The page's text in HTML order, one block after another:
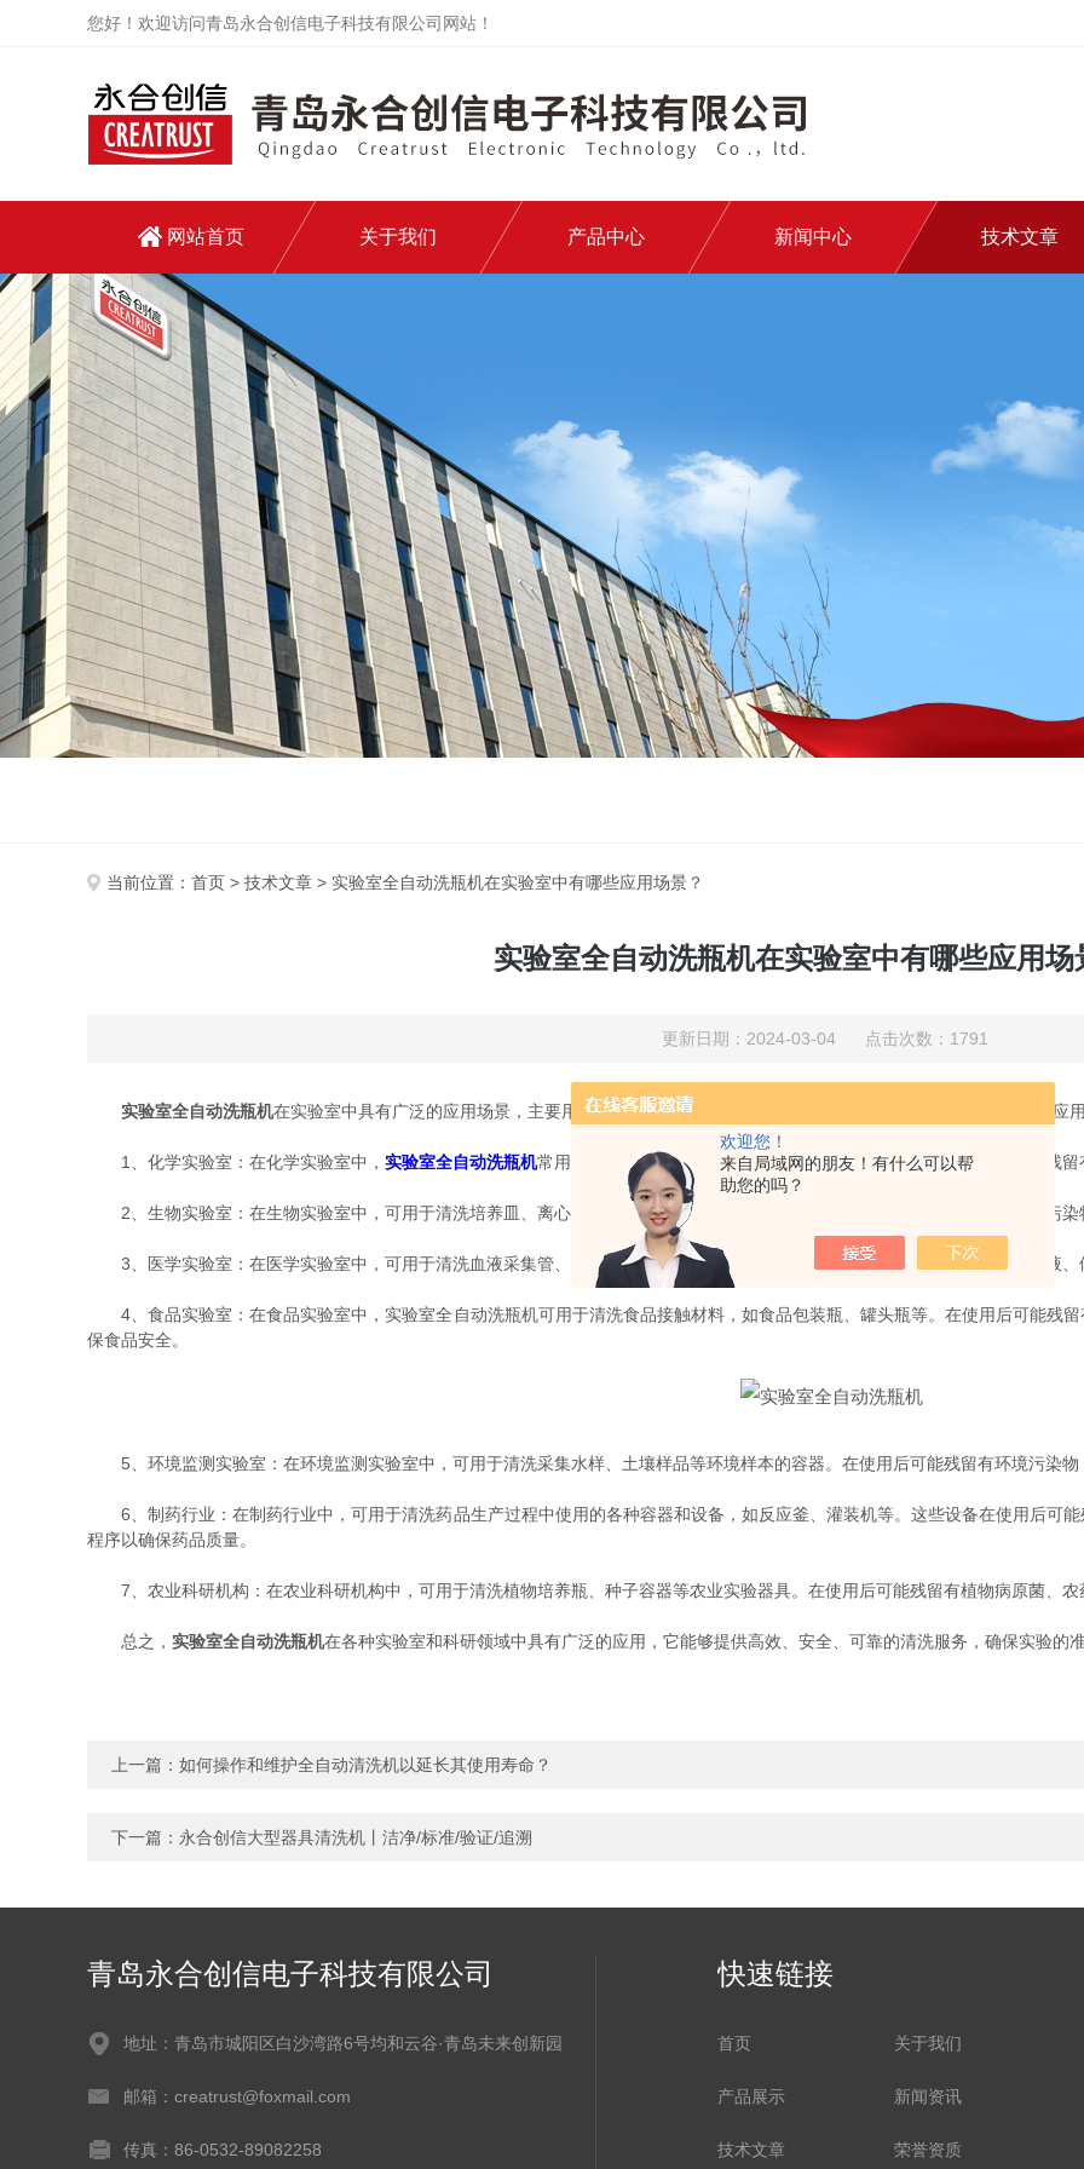
欢迎您！
来自局域网的朋友！有什么可以帮
助您的吗？
您好！欢迎访问青岛永合创信电子科技有限公司网站！
网站首页 关于我们 产品中心 新闻中心 技术文章
当前位置： 首页 > 技术文章 > 实验室全自动洗瓶机在实验室中有哪些应用场景？
实验室全自动洗瓶机在实验室中有哪些应用场
更新日期：2024-03-04 点击次数：1791
实验室全自动洗瓶机在实验室中具有广泛的应用场景，主要用于清洗实验室中使用的各种玻璃器皿和容器。以下是一些典型的应
1、化学实验室：在化学实验室中， 实验室全自动洗瓶机常用于清洗试管、烧杯、锥形瓶、容量瓶等玻璃器皿。在使用后通常残
2、生物实验室：在生物实验室中，可用于清洗培养皿、离心管、移液管等实验器具。在使用后可能残留有细菌、病毒等生物污染
3、医学实验室：在医学实验室中，可用于清洗血液采集管、血清分离管、尿液容器等医疗器具。在使用后可能残留病人的血液
4、食品实验室：在食品实验室中，实验室全自动洗瓶机可用于清洗食品接触材料，如食品包装瓶、罐头瓶等。在使用后可能残
保食品安全。
5、环境监测实验室：在环境监测实验室中，可用于清洗采集水样、土壤样品等环境样本的容器。在使用后可能残留有环境污染
6、制药行业：在制药行业中，可用于清洗药品生产过程中使用的各种容器和设备，如反应釜、灌装机等。这些设备在使用后可
程序以确保药品质量。
7、农业科研机构：在农业科研机构中，可用于清洗植物培养瓶、种子容器等农业实验器具。在使用后可能残留有植物病原菌、
总之， 实验室全自动洗瓶机在各种实验室和科研领域中具有广泛的应用，它能够提供高效、安全、可靠的清洗服务，确保实验的
上一篇： 如何操作和维护全自动清洗机以延长其使用寿命？
下一篇： 永合创信大型器具清洗机丨洁净/标准/验证/追溯
青岛永合创信电子科技有限公司
地址：青岛市城阳区白沙湾路6号均和云谷·青岛未来创新园
邮箱：creatrust@foxmail.com
传真：86-0532-89082258
快速链接
首页 关于我们
产品展示 新闻资讯
技术文章 荣誉资质